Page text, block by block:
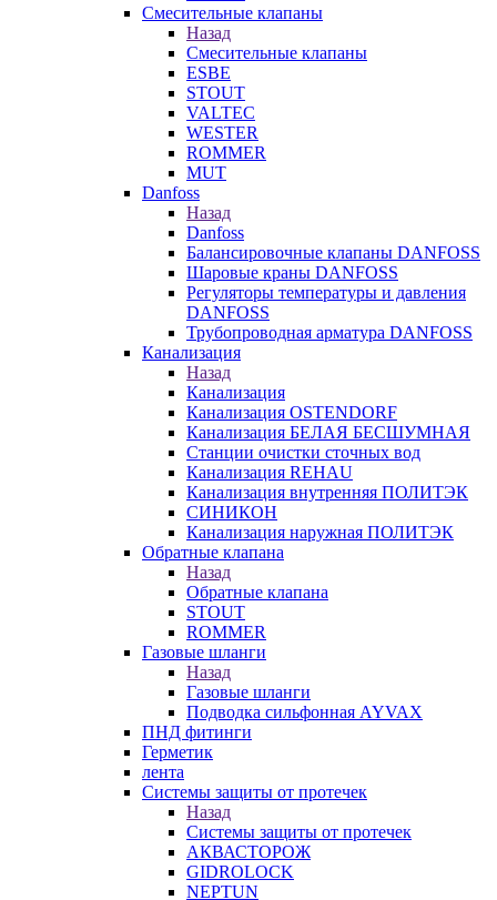
Смесительные клапаны
Назад
Смесительные клапаны
ESBE
STOUT
VALTEC
WESTER
ROMMER
MUT
Danfoss
Назад
Danfoss
Балансировочные клапаны DANFOSS
Шаровые краны DANFOSS
Регуляторы температуры и давления
DANFOSS
Трубопроводная арматура DANFOSS
Канализация
Назад
Канализация
Канализация OSTENDORF
Канализация БЕЛАЯ БЕСШУМНАЯ
Станции очистки сточных вод
Канализация REHAU
Канализация внутренняя ПОЛИТЭК
СИНИКОН
Канализация наружная ПОЛИТЭК
Обратные клапана
Назад
Обратные клапана
STOUT
ROMMER
Газовые шланги
Назад
Газовые шланги
Подводка сильфонная AYVAX
ПНД фитинги
Герметик
лента
Системы защиты от протечек
Назад
Системы защиты от протечек
АКВАСТОРОЖ
GIDROLOCK
NEPTUN